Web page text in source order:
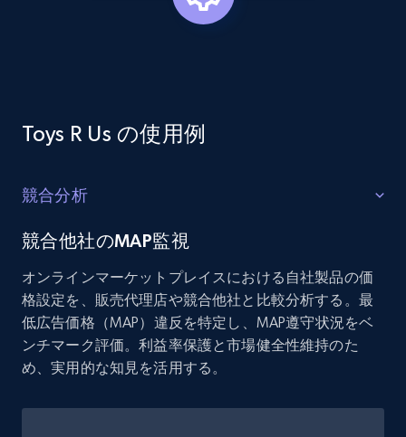
Toys R Us の使用例
競合分析
競合他社のMAP監視
オンラインマーケットプレイスにおける自社製品の価
格設定を、販売代理店や競合他社と比較分析する。最
低広告価格（MAP）違反を特定し、MAP遵守状況をベ
ンチマーク評価。利益率保護と市場健全性維持のた
め、実用的な知見を活用する。